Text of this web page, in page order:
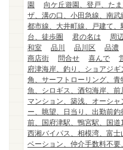
園
向ケ丘遊園、登戸、た
ザ、溝の口、小田急線、南武
都市線、大井町線、戸建て、
台、徒歩圏
君の名は
周
和室
品川 品川区 品濃
商店街
問合せ 喜んで
府津海岸、釣り、ショアジギ
角、サーフトローリング、青
魚、シロギス、酒匂海岸、前
マンション、築浅、オーシャ
ー、眺望、日当り、出勤前釣
前、国府津駅、鴨宮駅、国道1
西湘バイパス、相模湾、富士
ベーション、仲介手数料不要